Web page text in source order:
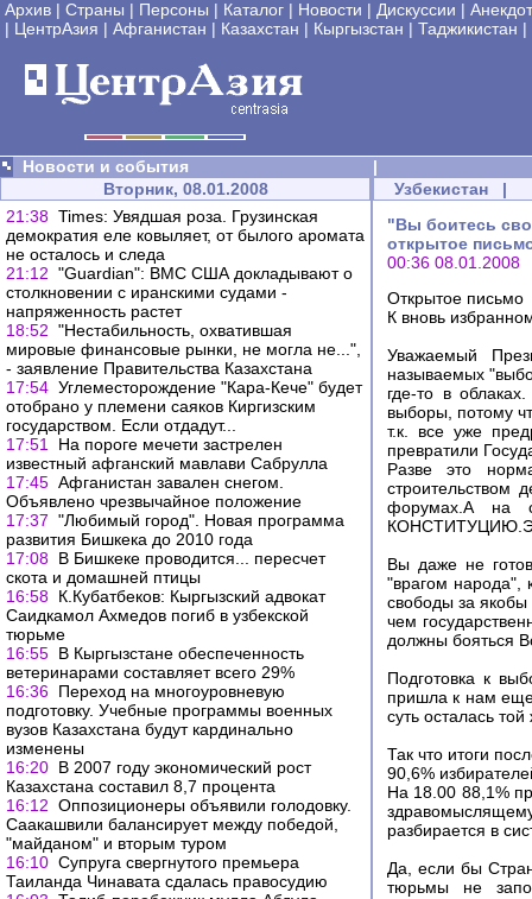
Архив | Страны | Персоны | Каталог | Новости | Дискуссии |
| ЦентрАзия | Афганистан | Казахстан | Кыргызстан | Таджикистан |
Новости и события
|
Вторник, 08.01.2008
21:38 Times: Увядшая роза. Грузинская
демократия еле ковыляет, от былого аромата
не осталось и следа
21:12 "Guardian": ВМС США докладывают о
столкновении с иранскими судами -
напряженность растет
18:52 "Нестабильность, охватившая
мировые финансовые рынки, не могла не...",
- заявление Правительства Казахстана
17:54 Углеместорождение "Кара-Кече" будет
отобрано у племени саяков Киргизским
государством. Если отдадут...
17:51
На пороге мечети застрелен
известный афганский мавлави Сабрулла
17:45 Афганистан завален снегом.
Объявлено чрезвычайное положение
17:37 "Любимый город". Новая программа
развития Бишкека до 2010 года
17:08 В Бишкеке проводится... пересчет
скота и домашней птицы
16:58 К.Кубатбеков: Кыргызский адвокат
Саидкамол Ахмедов погиб в узбекской
тюрьме
16:55 В Кыргызстане обеспеченность
ветеринарами составляет всего 29%
16:36 Переход на многоуровневую
подготовку. Учебные программы военных
вузов Казахстана будут кардинально
изменены
16:20 В 2007 году экономический рост
Казахстана составил 8,7 процента
16:12 Оппозиционеры объявили голодовку.
Саакашвили балансирует между победой,
"майданом" и вторым туром
16:10 Супруга свергнутого премьера
Таиланда Чинавата сдалась правосудию
Узбекистан |
"Вы боитесь
открытое
00:36 08.01.2008
Открытое письмо
К вновь
Уважаемый
называемых
где-то в
выборы, потому
т.к. все уже
превратили
Разве это
строительством
форумах.А на
Вы даже не
"врагом народа",
свободы за
чем
должны бояться
Подготовка к
пришла к нам
суть осталась
Так что итоги
90,6%
На 18.00 88,1%
разбирается в
Да, если бы
тюрьмы не